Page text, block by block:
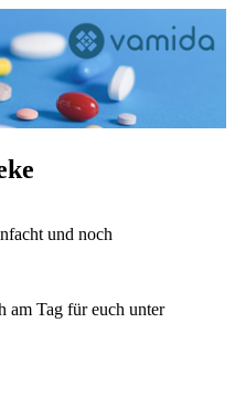
und noch
am Tag für euch unter